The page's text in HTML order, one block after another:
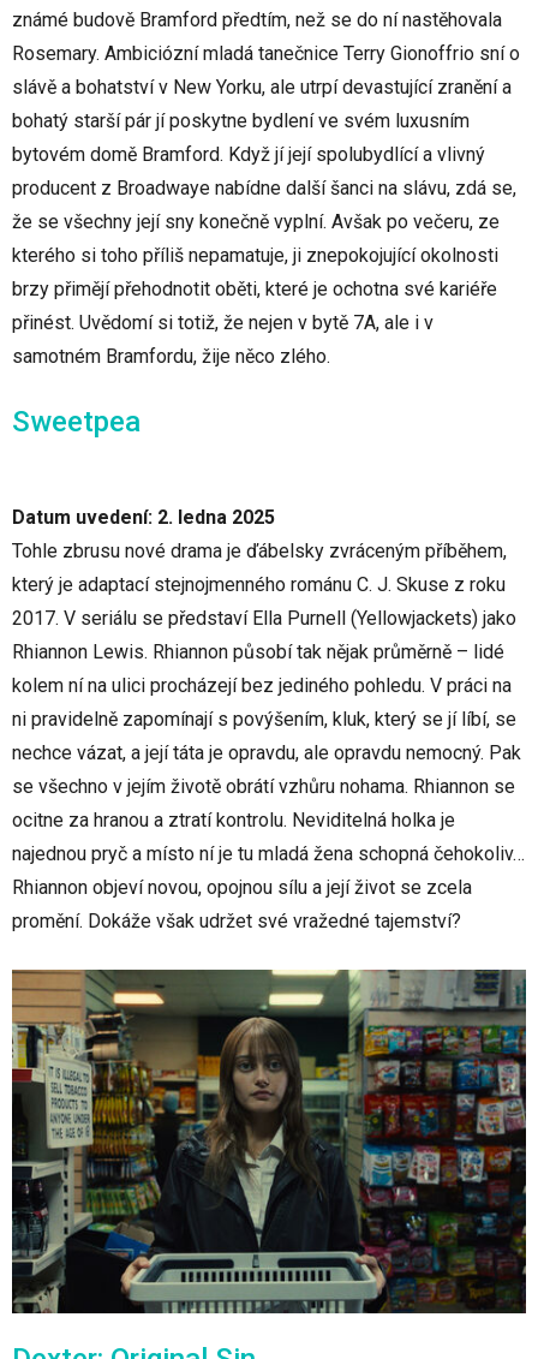
známé budově Bramford předtím, než se do ní nastěhovala
Rosemary. Ambiciózní mladá tanečnice Terry Gionoffrio sní o
slávě a bohatství v New Yorku, ale utrpí devastující zranění a
bohatý starší pár jí poskytne bydlení ve svém luxusním
bytovém domě Bramford. Když jí její spolubydlící a vlivný
producent z Broadwaye nabídne další šanci na slávu, zdá se,
že se všechny její sny konečně vyplní. Avšak po večeru, ze
kterého si toho příliš nepamatuje, ji znepokojující okolnosti
brzy přimějí přehodnotit oběti, které je ochotna své kariéře
přinést. Uvědomí si totiž, že nejen v bytě 7A, ale i v
samotném Bramfordu, žije něco zlého.
Sweetpea
Datum uvedení: 2. ledna 2025
Tohle zbrusu nové drama je ďábelsky zvráceným příběhem,
který je adaptací stejnojmenného románu C. J. Skuse z roku
2017. V seriálu se představí Ella Purnell (Yellowjackets) jako
Rhiannon Lewis. Rhiannon působí tak nějak průměrně – lidé
kolem ní na ulici procházejí bez jediného pohledu. V práci na
ni pravidelně zapomínají s povýšením, kluk, který se jí líbí, se
nechce vázat, a její táta je opravdu, ale opravdu nemocný. Pak
se všechno v jejím životě obrátí vzhůru nohama. Rhiannon se
ocitne za hranou a ztratí kontrolu. Neviditelná holka je
najednou pryč a místo ní je tu mladá žena schopná čehokoliv…
Rhiannon objeví novou, opojnou sílu a její život se zcela
promění. Dokáže však udržet své vražedné tajemství?